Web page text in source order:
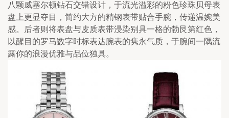
八颗威塞尔顿钻石交错设计，于流光溢彩的粉色珍珠贝母表
盘上更显夺目，简约大方的精钢表带贴合手腕，传递温婉美
感。后者则将表盘与皮质表带浸染别具一格的勃艮第红色，
以醒目的罗马数字时标表达腕表的隽永气质，于腕间一隅流
露你的浪漫优雅与品位独具。